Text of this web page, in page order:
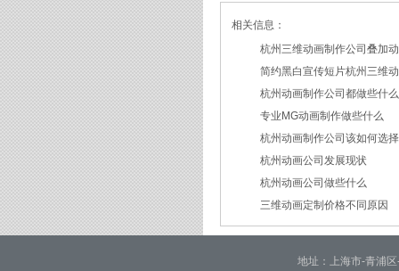
相关信息：
杭州三维动画制作公司叠加
2026/07/27
简约黑白宣传短片杭州三维
2026/07/23
杭州动画制作公司都做些什
2026/03/18
专业MG动画制作做些什么
2026/03/16
杭州动画制作公司该如何选择
2026/03/05
杭州动画公司发展现状
2026/03/03
杭州动画公司做些什么
2026/02/28
三维动画定制价格不同原因
2026/02/02
地址：上海市-青浦